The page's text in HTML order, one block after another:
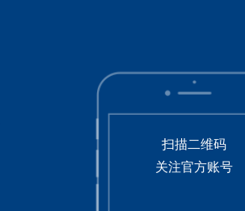
扫描二维码
关注官方账号